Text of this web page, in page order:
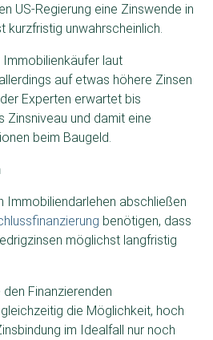
US-Regierung eine Zinswende in
kurzfristig unwahrscheinlich.
laut
auf etwas höhere Zinsen
Experten erwartet bis
Zinsniveau und damit eine
beim Baugeld.
Immobiliendarlehen abschließen
benötigen, dass
möglichst langfristig
Finanzierenden
die Möglichkeit, hoch
im Idealfall nur noch